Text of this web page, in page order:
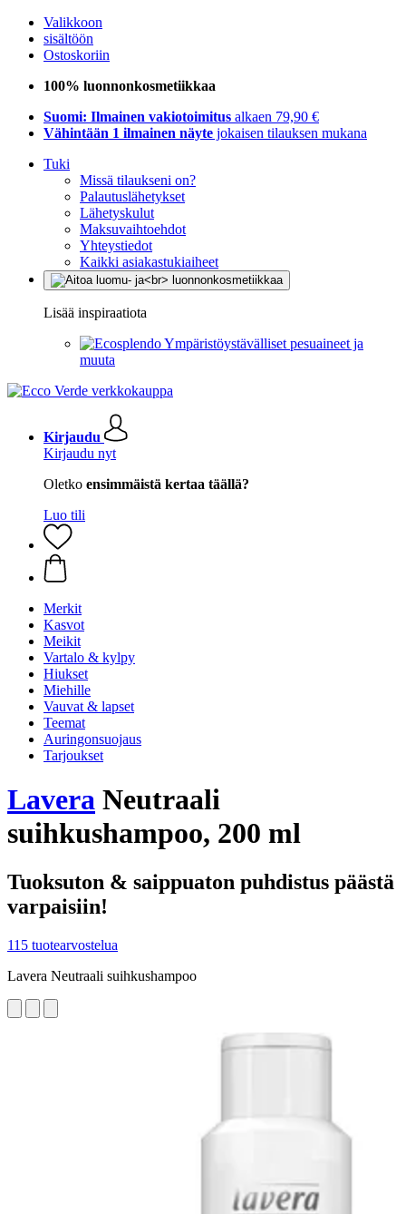
Valikkoon
sisältöön
Ostoskoriin
100% luonnonkosmetiikkaa
Suomi: Ilmainen vakiotoimitus alkaen 79,90 €
Vähintään 1 ilmainen näyte jokaisen tilauksen mukana
Tuki
Missä tilaukseni on?
Palautuslähetykset
Lähetyskulut
Maksuvaihtoehdot
Yhteystiedot
Kaikki asiakastukiaiheet
Lisää inspiraatiota
Ympäristöystävälliset pesuaineet ja
muuta
Kirjaudu
Kirjaudu nyt
Oletko ensimmäistä kertaa täällä?
Luo tili
Merkit
Kasvot
Meikit
Vartalo & kylpy
Hiukset
Miehille
Vauvat & lapset
Teemat
Auringonsuojaus
Tarjoukset
Lavera Neutraali
suihkushampoo, 200 ml
Tuoksuton & saippuaton puhdistus päästä
varpaisiin!
115 tuotearvostelua
Lavera Neutraali suihkushampoo